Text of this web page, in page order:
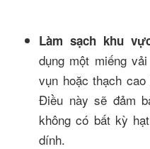
Làm sạch khu
dụng một miếng
vụn hoặc thạch
Điều này sẽ đảm
không có bất kỳ
dính.